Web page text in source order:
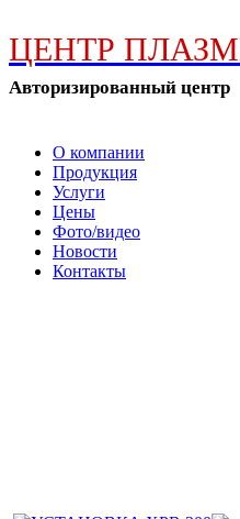
ЦЕНТР
Авторизированный
О компании
Продукция
Услуги
Цены
Фото/видео
Новости
Контакты